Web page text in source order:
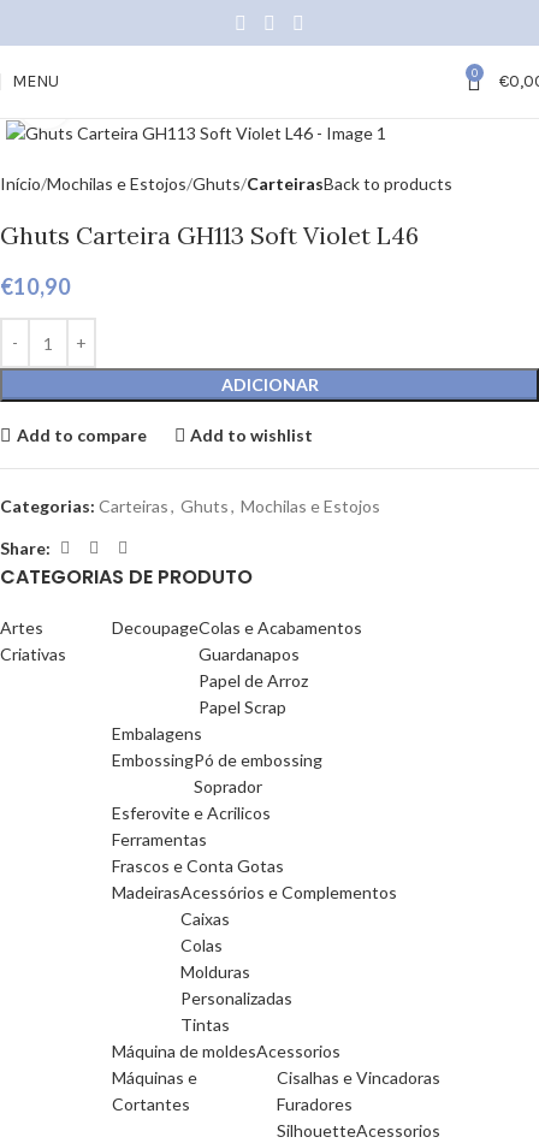
MENU 0 €
Início Mochilas e Estojos Ghuts CarteirasBack to products
Ghuts Carteira GH113 Soft Violet L46
€10,90
ADICIONAR
Add to compare Add to wishlist
Categorias: Carteiras, Ghuts, Mochilas e Estojos
Share:
CATEGORIAS DE PRODUTO
Artes
Criativas
DecoupageColas e Acabamentos
Guardanapos
Papel de Arroz
Papel Scrap
Embalagens
EmbossingPó de embossing
Soprador
Esferovite e Acrilicos
Ferramentas
Frascos e Conta Gotas
MadeirasAcessórios e Complementos
Caixas
Colas
Molduras
Personalizadas
Tintas
Máquina de moldesAcessorios
Máquinas e
Cortantes
Cisalhas e Vincadoras
Furadores
SilhouetteAcessorios